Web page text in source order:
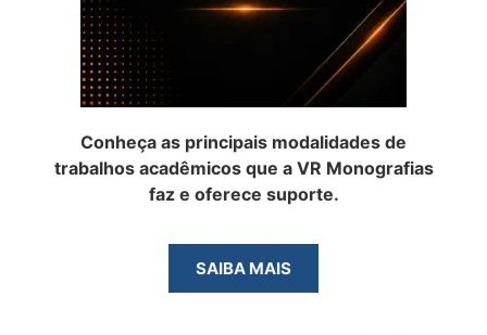
Conheça as principais modalidades de
trabalhos acadêmicos que a VR Monografias
faz e oferece suporte.
SAIBA MAIS